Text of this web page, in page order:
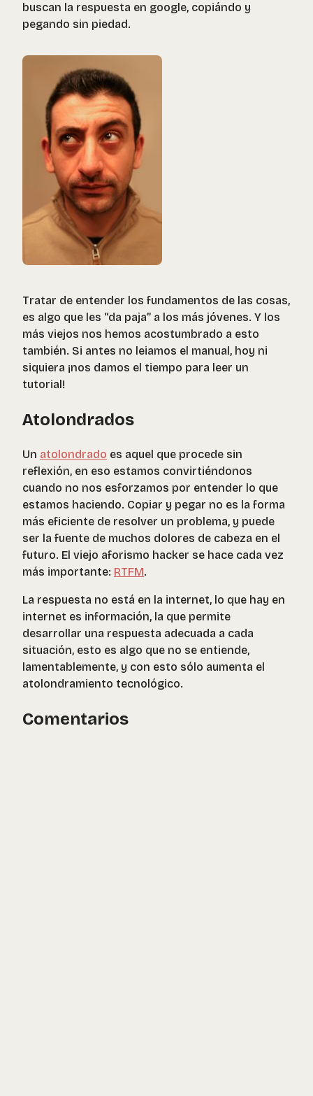
buscan la respuesta en google, copiándo y
pegando sin piedad.
Tratar de entender los fundamentos de las cosas,
es algo que les “da paja” a los más jóvenes. Y los
más viejos nos hemos acostumbrado a esto
también. Si antes no leiamos el manual, hoy ni
siquiera ¡nos damos el tiempo para leer un
tutorial!
Atolondrados
Un atolondrado es aquel que procede sin
reflexión, en eso estamos convirtiéndonos
cuando no nos esforzamos por entender lo que
estamos haciendo. Copiar y pegar no es la forma
más eficiente de resolver un problema, y puede
ser la fuente de muchos dolores de cabeza en el
futuro. El viejo aforismo hacker se hace cada vez
más importante: RTFM.
La respuesta no está en la internet, lo que hay en
internet es información, la que permite
desarrollar una respuesta adecuada a cada
situación, esto es algo que no se entiende,
lamentablemente, y con esto sólo aumenta el
atolondramiento tecnológico.
Comentarios